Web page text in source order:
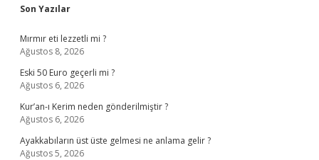
Sidebar
Son Yazılar
Mırmır eti lezzetli mi ?
Ağustos 8, 2026
Eski 50 Euro geçerli mi ?
Ağustos 6, 2026
Kur’an-ı Kerim neden gönderilmiştir ?
Ağustos 6, 2026
Ayakkabıların üst üste gelmesi ne anlama gelir ?
Ağustos 5, 2026